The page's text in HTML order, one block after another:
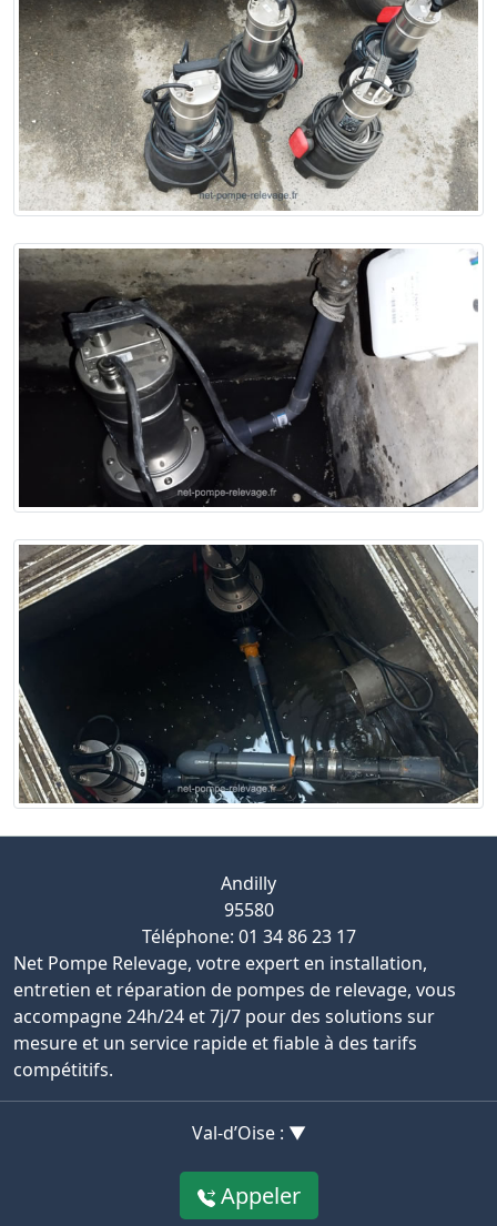
Andilly
95580
Téléphone: 01 34 86 23 17
Net Pompe Relevage, votre expert en installation,
entretien et réparation de pompes de relevage, vous
accompagne 24h/24 et 7j/7 pour des solutions sur
mesure et un service rapide et fiable à des tarifs
compétitifs.
Val-d’Oise : ▼
Appeler